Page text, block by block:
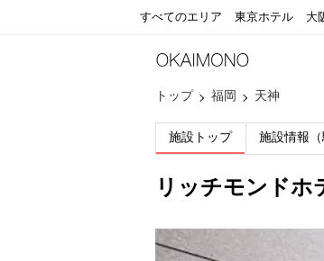
すべてのエリア 東京ホテル 大
トップ 福岡 天神
施設トップ 施設情報（
リッチモンドホ